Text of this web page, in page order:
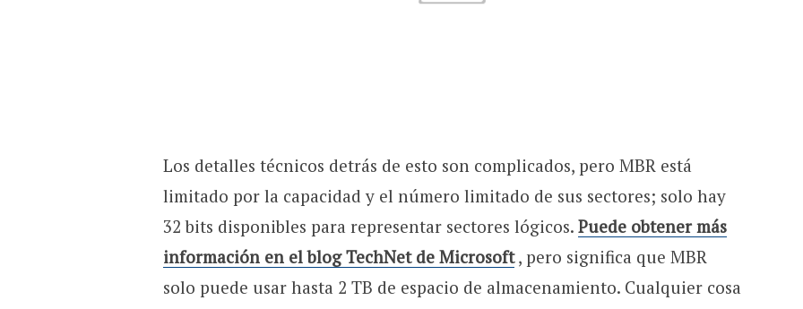
Los detalles técnicos detrás de esto son complicados, pero MBR está
limitado por la capacidad y el número limitado de sus sectores; solo hay
32 bits disponibles para representar sectores lógicos. Puede obtener más
información en el blog TechNet de Microsoft, pero significa que MBR
solo puede usar hasta 2 TB de espacio de almacenamiento. Cualquier cosa